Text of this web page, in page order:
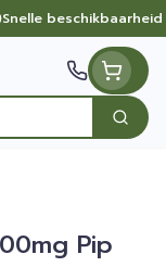
Snelle beschikbaarheid
Zoek
Pip